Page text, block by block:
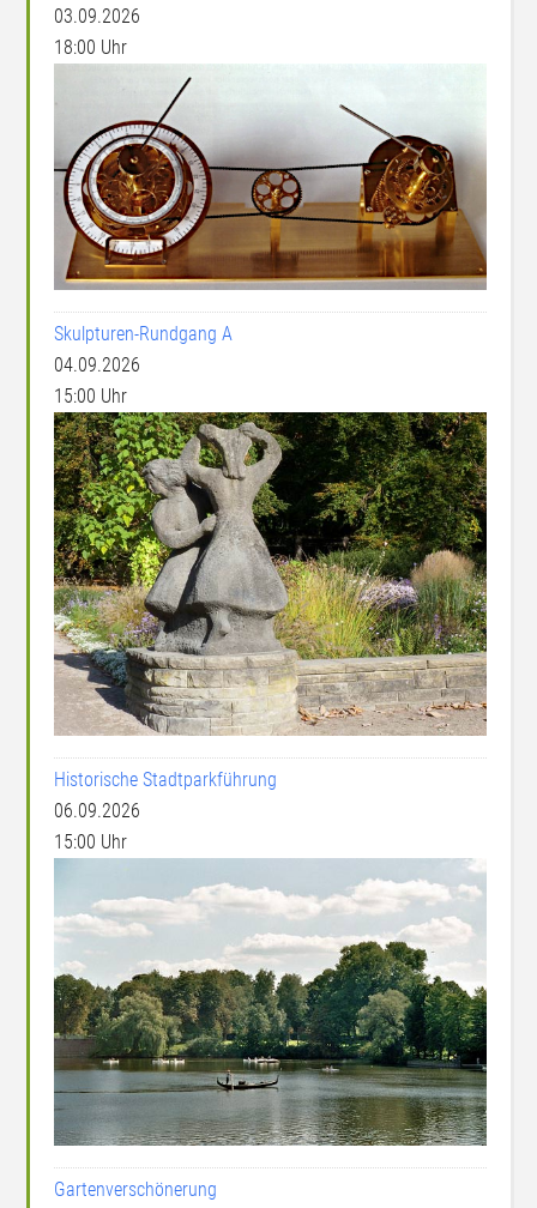
03.09.2026
18:00 Uhr
Skulpturen-Rundgang A
04.09.2026
15:00 Uhr
Historische Stadtparkführung
06.09.2026
15:00 Uhr
Gartenverschönerung